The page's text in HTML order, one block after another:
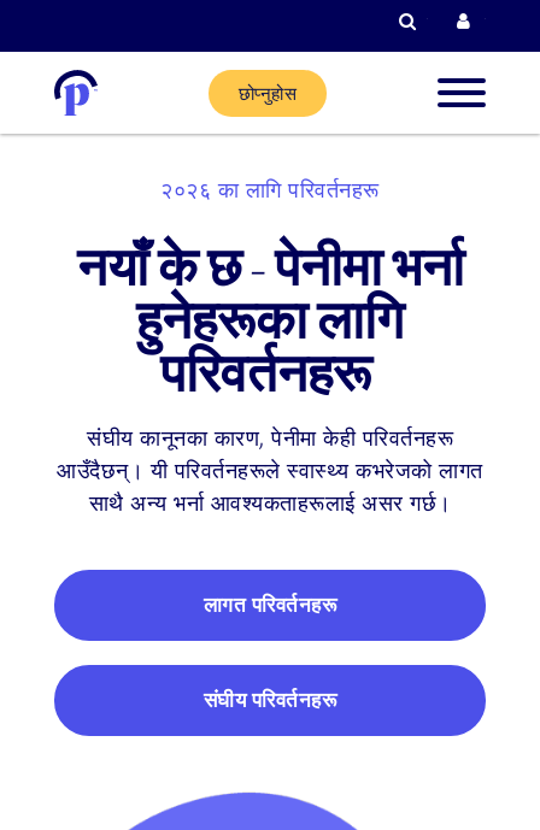
खोजी गर्नुहोस्
छोप्नुहोस
हालका
ग्राहकहरू
मद्दत
२०२६ का लागि परिवर्तनहरू
नयाँ के छ - पेनीमा भर्ना
हुनेहरूका लागि
परिवर्तनहरू
संघीय कानूनका कारण, पेनीमा केही परिवर्तनहरू
आउँदैछन्। यी परिवर्तनहरूले स्वास्थ्य कभरेजको लागत
साथै अन्य भर्ना आवश्यकताहरूलाई असर गर्छ।
लागत परिवर्तनहरू
संघीय परिवर्तनहरू